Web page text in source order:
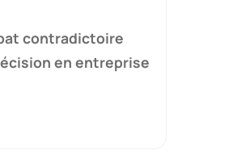
contradictoire
en entreprise